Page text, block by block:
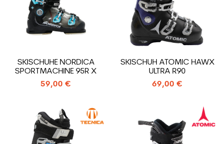
SKISCHUHE NORDICA
SPORTMACHINE 95R X
59,00 €
SKISCHUH ATOMIC HAWX
ULTRA R90
69,00 €